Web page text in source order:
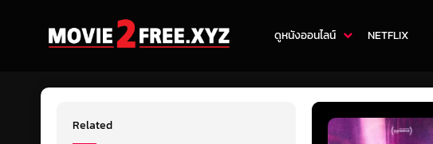
ดูหนังออนไลน์ NETFLIX
Related